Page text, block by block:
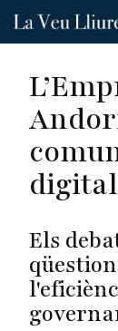
Vés
Els